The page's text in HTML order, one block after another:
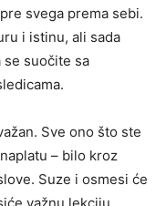
svega prema sebi.
i istinu, ali sada
se suočite sa
Sve ono što ste
– bilo kroz
Suze i osmesi će